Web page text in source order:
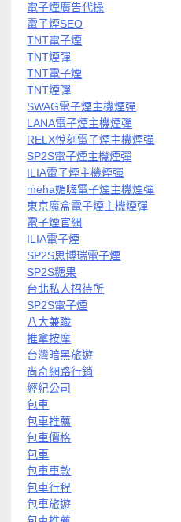
電子煙廣告代操
電子煙SEO
TNT電子煙
TNT煙彈
TNT電子煙
TNT煙彈
SWAG電子煙主機煙彈
LANA電子煙主機煙彈
RELX悅刻電子煙主機煙彈
SP2S電子煙主機煙彈
ILIA電子煙主機煙彈
meha媚嗨電子煙主機煙彈
東京魔盒電子煙主機煙彈
電子煙官網
ILIA電子煙
SP2S思博瑞電子煙
SP2S糖果
台北私人招待所
SP2S電子煙
八大兼職
推拿按摩
台灣暗黑旅遊
尚奇網路行銷
經紀公司
包車
包車推薦
包車價格
包車
包車車款
包車行程
包車旅遊